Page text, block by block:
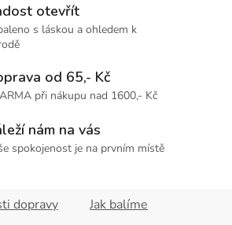
otevřít
s láskou a ohledem k
od 65,- Kč
při nákupu nad 1600,- Kč
nám na vás
spokojenost je na prvním místě
dopravy
Jak balíme